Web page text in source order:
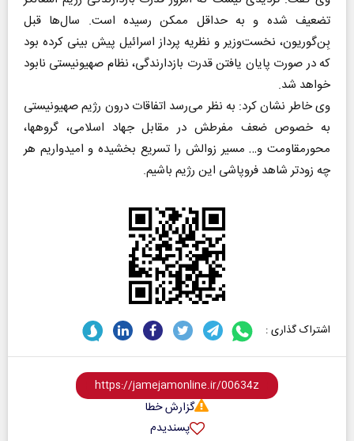
تضعیف شده و به حداقل ممکن رسیده است. سال‌ها قبل
بِن‌گوریون، نخست‌وزیر و نظریه پرداز اسرائیل پیش بینی کرده بود
که در صورت پایان یافتن قدرت بازدارندگی، نظام صهیونیستی نابود
خواهد شد.
وی خاطر نشان کرد: به نظر می‌رسد اتفاقات درون رژیم صهیونیستی
به خصوص ضعف مفرطش در مقابل جهاد اسلامی، گروهها،
محور‌مقاومت و… مسیر زوالش را تسریع بخشیده و امیدواریم هر
چه زودتر شاهد فروپاشی این رژیم باشیم.
اشتراک گذاری :
گزارش خطا
پسندیدم